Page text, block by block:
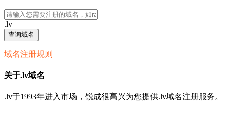
.lv
查询域名
域名注册规则
关于.lv域名
.lv于1993年进入市场，锐成很高兴为您提供.lv域名注册服务。